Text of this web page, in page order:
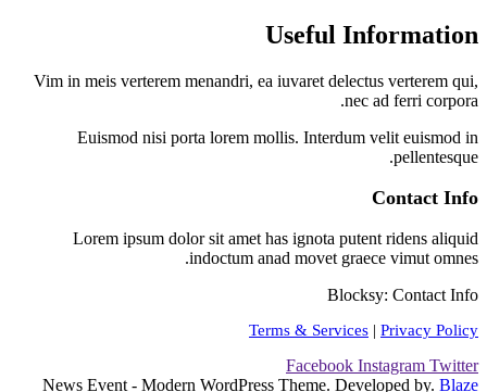
Useful Information
Vim in meis verterem menandri, ea iuvaret delectus verterem qui,
nec ad ferri corpora.
Euismod nisi porta lorem mollis. Interdum velit euismod in
pellentesque.
Contact Info
Lorem ipsum dolor sit amet has ignota putent ridens aliquid
indoctum anad movet graece vimut omnes.
Blocksy: Contact Info
Terms & Services | Privacy Policy
Facebook Instagram Twitter
News Event - Modern WordPress Theme. Developed by. Blaze